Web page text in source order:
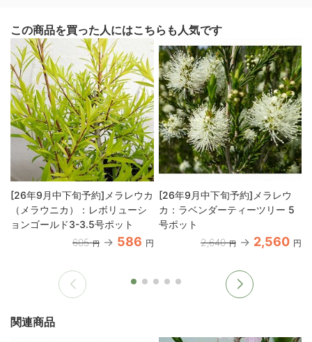
この商品を買った人にはこちらも人気です
[26年9月中下旬予約]メラレウカ
（メラウニカ）：レボリューシ
ョンゴールド3-3.5号ポット
605 円 586 円
[26年9月中下旬予約]メラレウ
カ：ラベンダーティーツリー 5
号ポット
2,640 円 2,560 円
関連商品